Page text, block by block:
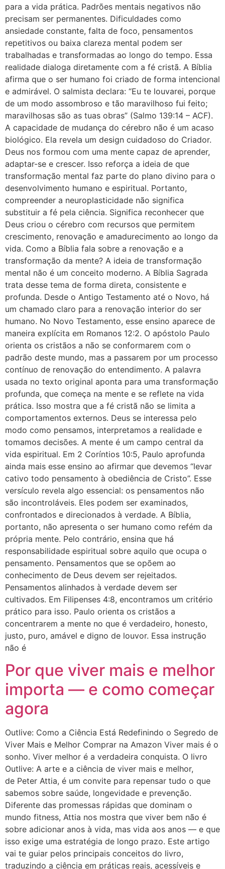
para a vida prática. Padrões mentais negativos não
precisam ser permanentes. Dificuldades como
ansiedade constante, falta de foco, pensamentos
repetitivos ou baixa clareza mental podem ser
trabalhadas e transformadas ao longo do tempo. Essa
realidade dialoga diretamente com a fé cristã. A Bíblia
afirma que o ser humano foi criado de forma intencional
e admirável. O salmista declara: “Eu te louvarei, porque
de um modo assombroso e tão maravilhoso fui feito;
maravilhosas são as tuas obras” (Salmo 139:14 – ACF).
A capacidade de mudança do cérebro não é um acaso
biológico. Ela revela um design cuidadoso do Criador.
Deus nos formou com uma mente capaz de aprender,
adaptar-se e crescer. Isso reforça a ideia de que
transformação mental faz parte do plano divino para o
desenvolvimento humano e espiritual. Portanto,
compreender a neuroplasticidade não significa
substituir a fé pela ciência. Significa reconhecer que
Deus criou o cérebro com recursos que permitem
crescimento, renovação e amadurecimento ao longo da
vida. Como a Bíblia fala sobre a renovação e a
transformação da mente? A ideia de transformação
mental não é um conceito moderno. A Bíblia Sagrada
trata desse tema de forma direta, consistente e
profunda. Desde o Antigo Testamento até o Novo, há
um chamado claro para a renovação interior do ser
humano. No Novo Testamento, esse ensino aparece de
maneira explícita em Romanos 12:2. O apóstolo Paulo
orienta os cristãos a não se conformarem com o
padrão deste mundo, mas a passarem por um processo
contínuo de renovação do entendimento. A palavra
usada no texto original aponta para uma transformação
profunda, que começa na mente e se reflete na vida
prática. Isso mostra que a fé cristã não se limita a
comportamentos externos. Deus se interessa pelo
modo como pensamos, interpretamos a realidade e
tomamos decisões. A mente é um campo central da
vida espiritual. Em 2 Coríntios 10:5, Paulo aprofunda
ainda mais esse ensino ao afirmar que devemos “levar
cativo todo pensamento à obediência de Cristo”. Esse
versículo revela algo essencial: os pensamentos não
são incontroláveis. Eles podem ser examinados,
confrontados e direcionados à verdade. A Bíblia,
portanto, não apresenta o ser humano como refém da
própria mente. Pelo contrário, ensina que há
responsabilidade espiritual sobre aquilo que ocupa o
pensamento. Pensamentos que se opõem ao
conhecimento de Deus devem ser rejeitados.
Pensamentos alinhados à verdade devem ser
cultivados. Em Filipenses 4:8, encontramos um critério
prático para isso. Paulo orienta os cristãos a
concentrarem a mente no que é verdadeiro, honesto,
justo, puro, amável e digno de louvor. Essa instrução
não é
Por que viver mais e melhor
importa — e como começar
agora
Outlive: Como a Ciência Está Redefinindo o Segredo de
Viver Mais e Melhor Comprar na Amazon Viver mais é o
sonho. Viver melhor é a verdadeira conquista. O livro
Outlive: A arte e a ciência de viver mais e melhor,
de Peter Attia, é um convite para repensar tudo o que
sabemos sobre saúde, longevidade e prevenção.
Diferente das promessas rápidas que dominam o
mundo fitness, Attia nos mostra que viver bem não é
sobre adicionar anos à vida, mas vida aos anos — e que
isso exige uma estratégia de longo prazo. Este artigo
vai te guiar pelos principais conceitos do livro,
traduzindo a ciência em práticas reais, acessíveis e